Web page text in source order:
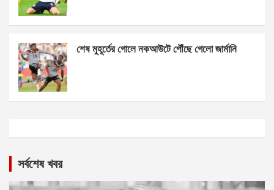
শেষ মুহূর্তের গোলে নকআউটে পৌঁছে গেলো জার্মানি
সর্বশেষ খবর